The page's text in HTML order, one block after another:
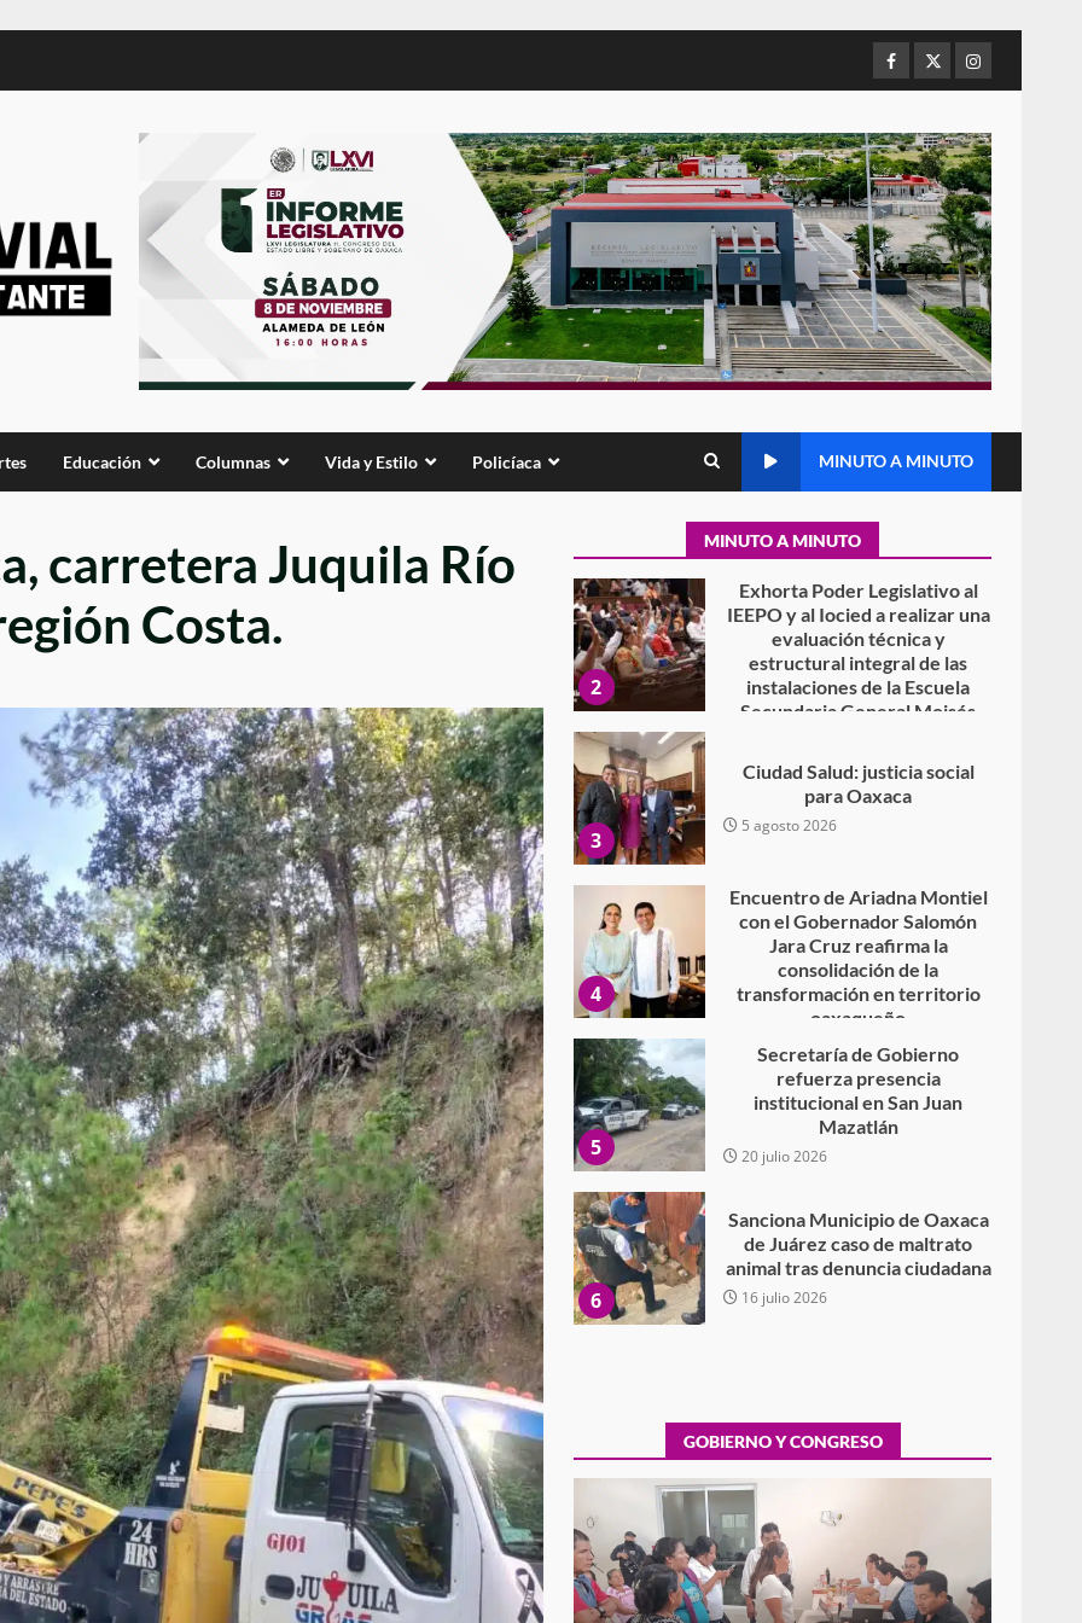
Facebook
TwitterInstagram
Educación Columnas Vida y Estilo Policíaca MINUTO A MINUTO
carretera Juquila Río
Costa.
MINUTO A MINUTO
institucional en San Juan
Mazatlán
6
Sanciona Municipio de Oaxaca
de Juárez caso de maltrato
animal tras denuncia ciudadana
16 julio 2026
7
Detienen a Ernesto Ruffo en
Baja California; FGR lo investiga
por presuntos delitos de
delincuencia organizada y
contrabando
Avanza con orden y
tranquilidad el proceso
electoral extraordinario de
7 agosto 2026
2
Exhorta Poder Legislativo al
IEEPO y al Iocied a realizar una
evaluación técnica y
estructural integral de las
instalaciones de la Escuela
Secundaria General Moisés
5 agosto 2026
3
Ciudad Salud: justicia social
para Oaxaca
5 agosto 2026
4
Encuentro de Ariadna Montiel
con el Gobernador Salomón
Jara Cruz reafirma la
consolidación de la
transformación en territorio
oaxaqueño
30 julio 2026
5
Secretaría de Gobierno
refuerza presencia
institucional en San Juan
Mazatlán
20 julio 2026
6
Sanciona Municipio de Oaxaca
de Juárez caso de maltrato
animal tras denuncia ciudadana
16 julio 2026
7
delincuencia organizada y
contrabando
16 julio 2026
1
Avanza con orden y
tranquilidad el proceso
electoral extraordinario de
Santiago Xanica: Jesús Romero
7 agosto 2026
GOBIERNO Y CONGRESO
Exhorta Poder Legislativo al IEEPO y al Iocied
a realizar una evaluación técnica y